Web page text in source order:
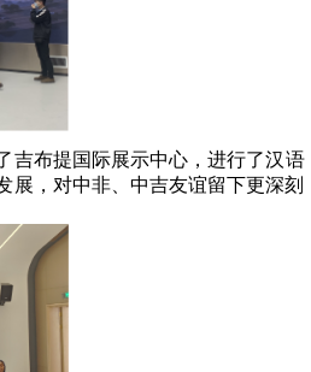
吉布提国际展示中心，进行了汉语
展，对中非、中吉友谊留下更深刻